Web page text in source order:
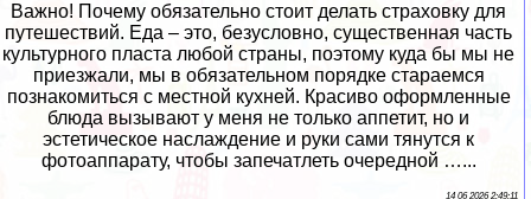
Важно! Почему обязательно стоит делать страховку для
путешествий. Еда – это, безусловно, существенная часть
культурного пласта любой страны, поэтому куда бы мы не
приезжали, мы в обязательном порядке стараемся
познакомиться с местной кухней. Красиво оформленные
блюда вызывают у меня не только аппетит, но и
эстетическое наслаждение и руки сами тянутся к
фотоаппарату, чтобы запечатлеть очередной …...
14 06 2026 2:49:11